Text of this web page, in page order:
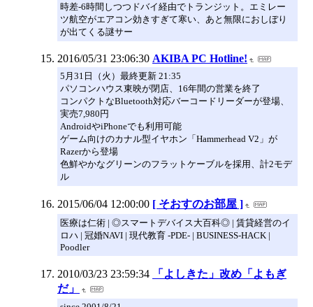
時差-6時間しつつドバイ経由でトランジット。エミレー
ツ航空がエアコン効きすぎて寒い、あと無限におしぼり
が出てくる謎サー
2016/05/31 23:06:30 AKIBA PC Hotline!
5月31日（火）最終更新 21:35
パソコンハウス東映が閉店、16年間の営業を終了
コンパクトなBluetooth対応バーコードリーダーが登場、
実売7,980円
AndroidやiPhoneでも利用可能
ゲーム向けのカナル型イヤホン「Hammerhead V2」が
Razerから登場
色鮮やかなグリーンのフラットケーブルを採用、計2モデ
ル
2015/06/04 12:00:00 [ そおすのお部屋 ]
医療は仁術 | ◎スマートデバイス大百科◎ | 賃貸経営のイ
ロハ | 冠婚NAVI | 現代教育 -PDE- | BUSINESS-HACK |
Poodler
2010/03/23 23:59:34
「よしきた」改め「よもぎ
だ」